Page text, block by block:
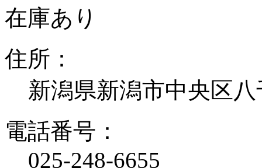
在庫あり
住所：
新潟県新潟市中央区
電話番号：
025-248-6655